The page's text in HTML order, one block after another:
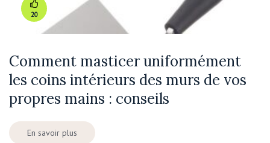
20
Comment masticer uniformément
les coins intérieurs des murs de vos
propres mains : conseils
En savoir plus